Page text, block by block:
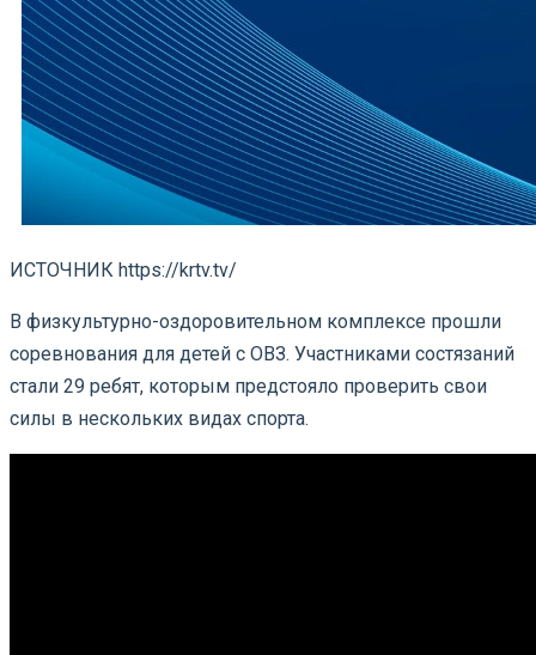
ИСТОЧНИК https://krtv.tv/
В физкультурно-оздоровительном комплексе прошли
соревнования для детей с ОВЗ. Участниками состязаний
стали 29 ребят, которым предстояло проверить свои
силы в нескольких видах спорта.